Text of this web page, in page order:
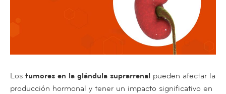
Los tumores en la glándula suprarrenal pueden afectar la
producción hormonal y tener un impacto significativo en